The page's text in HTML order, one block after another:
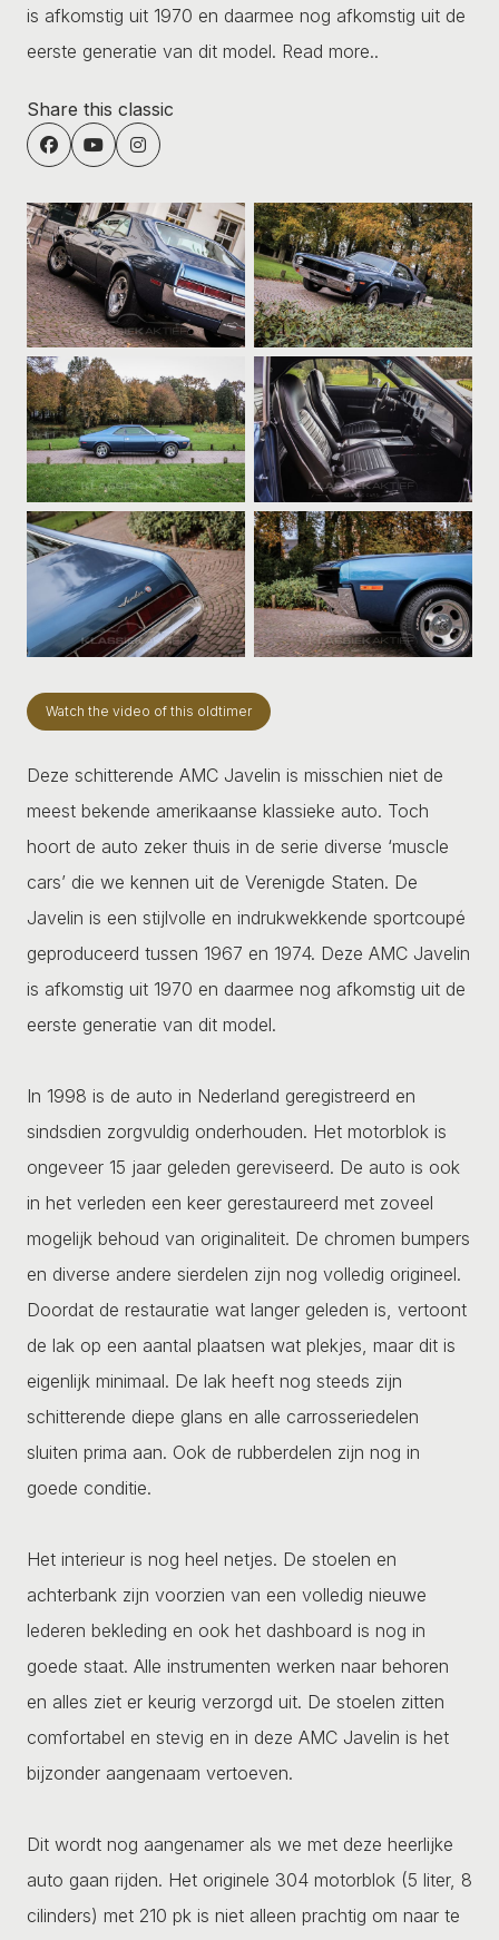
is afkomstig uit 1970 en daarmee nog afkomstig uit de
eerste generatie van dit model. Read more..
Share this classic
Watch the video of this oldtimer
Deze schitterende AMC Javelin is misschien niet de
meest bekende amerikaanse klassieke auto. Toch
hoort de auto zeker thuis in de serie diverse ‘muscle
cars’ die we kennen uit de Verenigde Staten. De
Javelin is een stijlvolle en indrukwekkende sportcoupé
geproduceerd tussen 1967 en 1974. Deze AMC Javelin
is afkomstig uit 1970 en daarmee nog afkomstig uit de
eerste generatie van dit model.
In 1998 is de auto in Nederland geregistreerd en
sindsdien zorgvuldig onderhouden. Het motorblok is
ongeveer 15 jaar geleden gereviseerd. De auto is ook
in het verleden een keer gerestaureerd met zoveel
mogelijk behoud van originaliteit. De chromen bumpers
en diverse andere sierdelen zijn nog volledig origineel.
Doordat de restauratie wat langer geleden is, vertoont
de lak op een aantal plaatsen wat plekjes, maar dit is
eigenlijk minimaal. De lak heeft nog steeds zijn
schitterende diepe glans en alle carrosseriedelen
sluiten prima aan. Ook de rubberdelen zijn nog in
goede conditie.
Het interieur is nog heel netjes. De stoelen en
achterbank zijn voorzien van een volledig nieuwe
lederen bekleding en ook het dashboard is nog in
goede staat. Alle instrumenten werken naar behoren
en alles ziet er keurig verzorgd uit. De stoelen zitten
comfortabel en stevig en in deze AMC Javelin is het
bijzonder aangenaam vertoeven.
Dit wordt nog aangenamer als we met deze heerlijke
auto gaan rijden. Het originele 304 motorblok (5 liter, 8
cilinders) met 210 pk is niet alleen prachtig om naar te